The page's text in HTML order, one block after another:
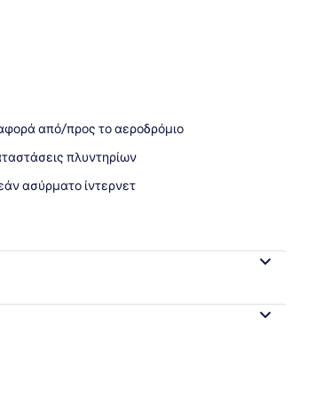
από/προς το αεροδρόμιο
πλυντηρίων
ασύρματο ίντερνετ